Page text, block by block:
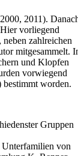
2011).
vorliegend
zahlreichen
mitgesammelt.
und Klopfen
vorwiegend
bestimmt worden.
Gruppen
von